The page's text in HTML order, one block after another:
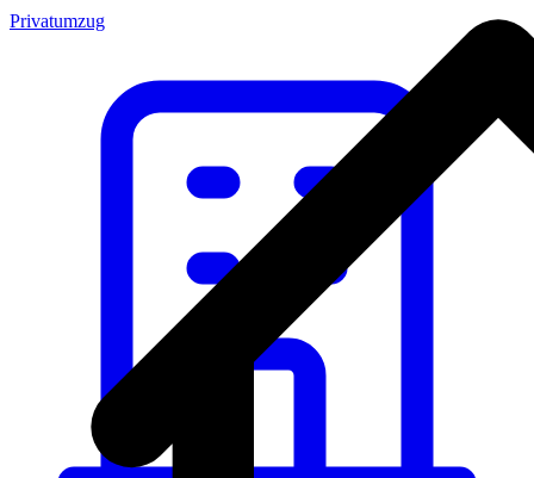
Privatumzug